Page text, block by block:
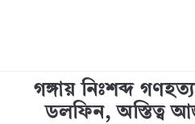
বাংলা জীবনী
গঙ্গায় নিঃশব্দ
ডলফিন, অস্তিত্ব